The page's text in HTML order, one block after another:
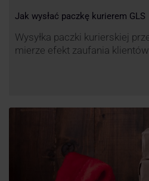
Jak wysłać paczkę kurierem GLS
Wysyłka paczki kurierskiej
mierze efekt zaufania